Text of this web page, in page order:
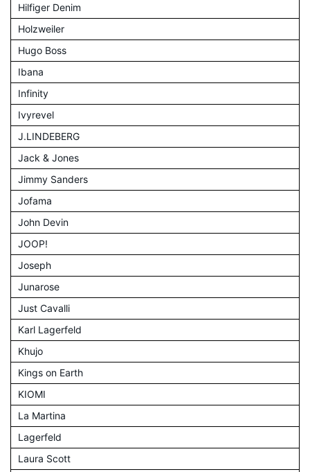
Hilfiger Denim
Holzweiler
Hugo Boss
Ibana
Infinity
Ivyrevel
J.LINDEBERG
Jack & Jones
Jimmy Sanders
Jofama
John Devin
JOOP!
Joseph
Junarose
Just Cavalli
Karl Lagerfeld
Khujo
Kings on Earth
KIOMI
La Martina
Lagerfeld
Laura Scott